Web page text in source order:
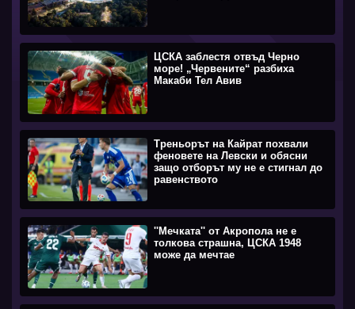
ЦСКА заблестя отвъд Черно
море! „Червените“ разбиха
Макаби Тел Авив
Треньорът на Кайрат похвали
феновете на Левски и обясни
защо отборът му не е стигнал до
равенството
''Мечката'' от Акропола не е
толкова страшна, ЦСКА 1948
може да мечтае